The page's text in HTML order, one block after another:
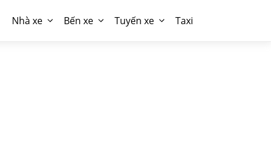
Nhà xe Bến xe Tuyến xe Taxi